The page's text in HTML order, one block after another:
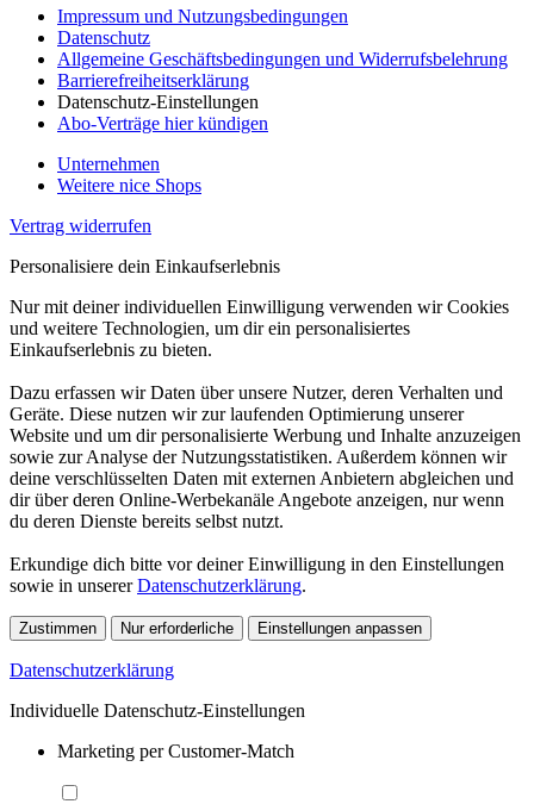
Impressum und Nutzungsbedingungen
Datenschutz
Allgemeine Geschäftsbedingungen und Widerrufsbelehrung
Barrierefreiheitserklärung
Datenschutz-Einstellungen
Abo-Verträge hier kündigen
Unternehmen
Weitere nice Shops
Vertrag widerrufen
Personalisiere dein Einkaufserlebnis
Nur mit deiner individuellen Einwilligung verwenden wir Cookies
und weitere Technologien, um dir ein personalisiertes
Einkaufserlebnis zu bieten.
Dazu erfassen wir Daten über unsere Nutzer, deren Verhalten und
Geräte. Diese nutzen wir zur laufenden Optimierung unserer
Website und um dir personalisierte Werbung und Inhalte anzuzeigen
sowie zur Analyse der Nutzungsstatistiken. Außerdem können wir
deine verschlüsselten Daten mit externen Anbietern abgleichen und
dir über deren Online-Werbekanäle Angebote anzeigen, nur wenn
du deren Dienste bereits selbst nutzt.
Erkundige dich bitte vor deiner Einwilligung in den Einstellungen
sowie in unsererDatenschutzerklärung.
Zustimmen Nur erforderliche Einstellungen anpassen
Datenschutzerklärung
Individuelle Datenschutz-Einstellungen
Marketing per Customer-Match